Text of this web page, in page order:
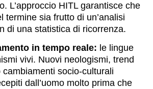
L’approccio HITL garantisce che
termine sia frutto di un’analisi
di una statistica di ricorrenza.
in tempo reale: le lingue
vivi. Nuovi neologismi, trend
cambiamenti socio-culturali
dall’uomo molto prima che